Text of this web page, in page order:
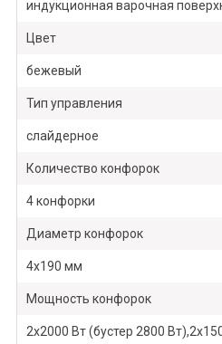
индукционная варочная
Цвет
бежевый
Тип управления
слайдерное
Количество конфорок
4 конфорки
Диаметр конфорок
4х190 мм
Мощность конфорок
2х2000 Вт (бустер 2800